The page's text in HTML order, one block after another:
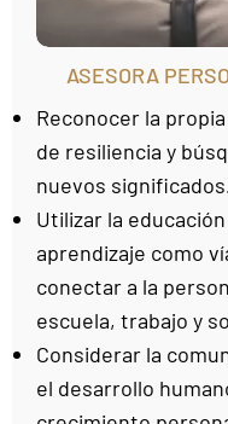
ASESORA
Reconocer la
de resiliencia y
nuevos
Utilizar la educación
aprendizaje como
conectar a la
escuela, trabajo y
Considerar la
el desarrollo